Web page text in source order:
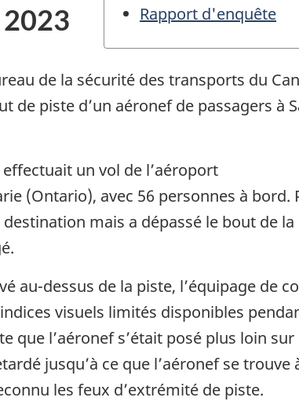
Rapport d'enquête
2023
de la sécurité des transports du
de piste d’un aéronef de passagers à
un vol de l’aéroport
(Ontario), avec 56 personnes à bord.
mais a dépassé le bout de
au-dessus de la piste, l’équipage de
visuels limités disponibles
que l’aéronef s’était posé plus loin
jusqu’à ce que l’aéronef se trouve
les feux d’extrémité de piste.